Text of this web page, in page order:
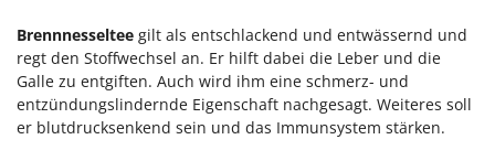
Brennnesseltee gilt als entschlackend und entwässernd und
regt den Stoffwechsel an. Er hilft dabei die Leber und die
Galle zu entgiften. Auch wird ihm eine schmerz- und
entzündungslindernde Eigenschaft nachgesagt. Weiteres soll
er blutdrucksenkend sein und das Immunsystem stärken.